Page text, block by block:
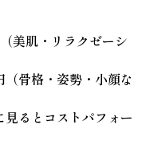
美肌・リラクゼーシ
骨格・姿勢・小顔な
るとコストパフォー